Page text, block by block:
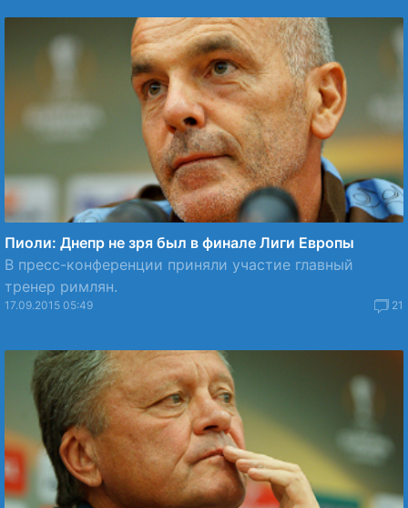
Пиоли: Днепр не зря был в финале Лиги Европы
В пресс-конференции приняли участие главный
тренер римлян.
17.09.2015 05:49 21